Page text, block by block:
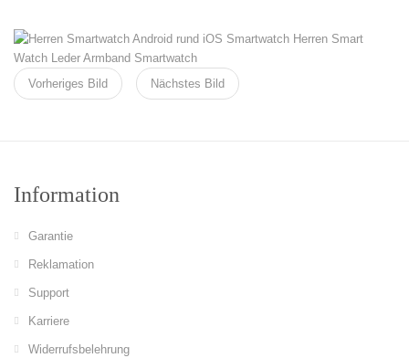
Vorheriges Bild Nächstes Bild
Information
Garantie
Reklamation
Support
Karriere
Widerrufsbelehrung